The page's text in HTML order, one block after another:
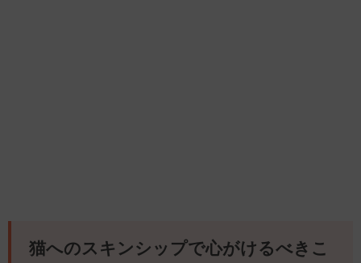
猫へのスキンシップで心がけるべきこ